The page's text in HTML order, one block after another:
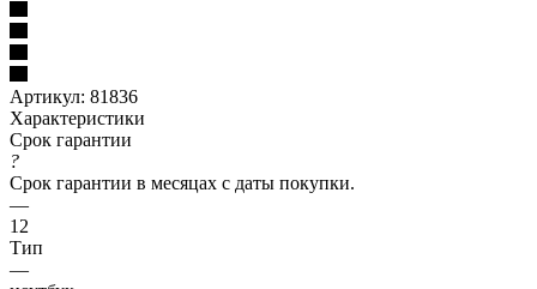
Артикул: 81836
Характеристики
Срок гарантии
?
Срок гарантии в месяцах с даты покупки.
—
12
Тип
—